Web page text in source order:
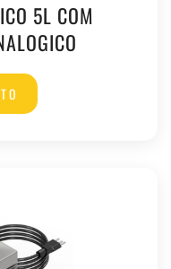
5L COM